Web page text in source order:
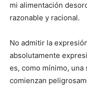
mi alimentación
razonable y racional.
No admitir la
absolutamente
es, como mínimo, una
comienzan